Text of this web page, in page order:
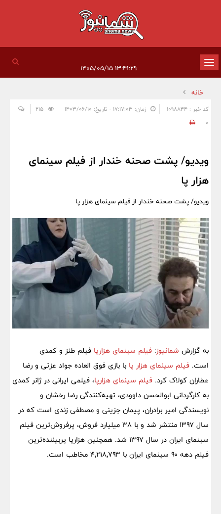
تغییر
وضعیت
ناوبری
۱۳:۴۱:۲۹ ۱۴۰۵/۰۵/۱۵
خانه
کد خبر : 1098844 زمان: ۱۷:۱۷:۰۳ - تاریخ: ۱۴۰۳/۰۶/۱۰
0
ویدیو/ پشت صحنه خندار از فیلم سینمای
هزار پا
ویدیو/ پشت صحنه خندار از فیلم سینمای هزار پا
به گزارش شمانیوز: فیلم سینمای هزارپا فیلم طنز و کمدی
است. فیلم سینمای هزار پا با بازی فوق العاده جواد عزتی و رضا
عطاران کولاک کرد. فیلم سینمای هزارپا، فیلمی ایرانی در ژانر کمدی
به کارگردانی ابوالحسن داوودی، تهیه‌کنندگی رضا رخشان و
نویسندگی امیر برادران، پیمان جزینی و مصطفی زندی است که در
سال ۱۳۹۷ منتشر شد و با ۳۸ میلیارد فروش، پرفروش‌ترین فیلم
سینمای ایران در سال ۱۳۹۷ شد. همچنین هزارپا پربیننده‌ترین
فیلم دهه ۹۰ سینمای ایران با ۴٬۲۱۸٬۷۹۳ مخاطب است.